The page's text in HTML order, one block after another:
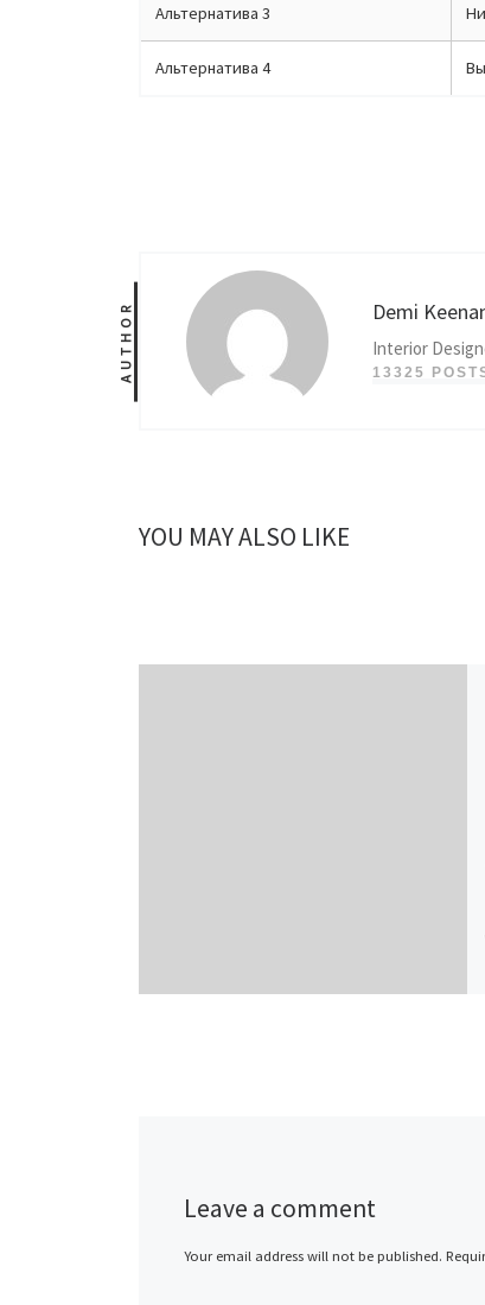
Альтернатива 3
Альтернатива 4
AUTHOR Demi
Interior
13325
YOU MAY ALSO LIKE
Leave a comment
Your email address will not be published.